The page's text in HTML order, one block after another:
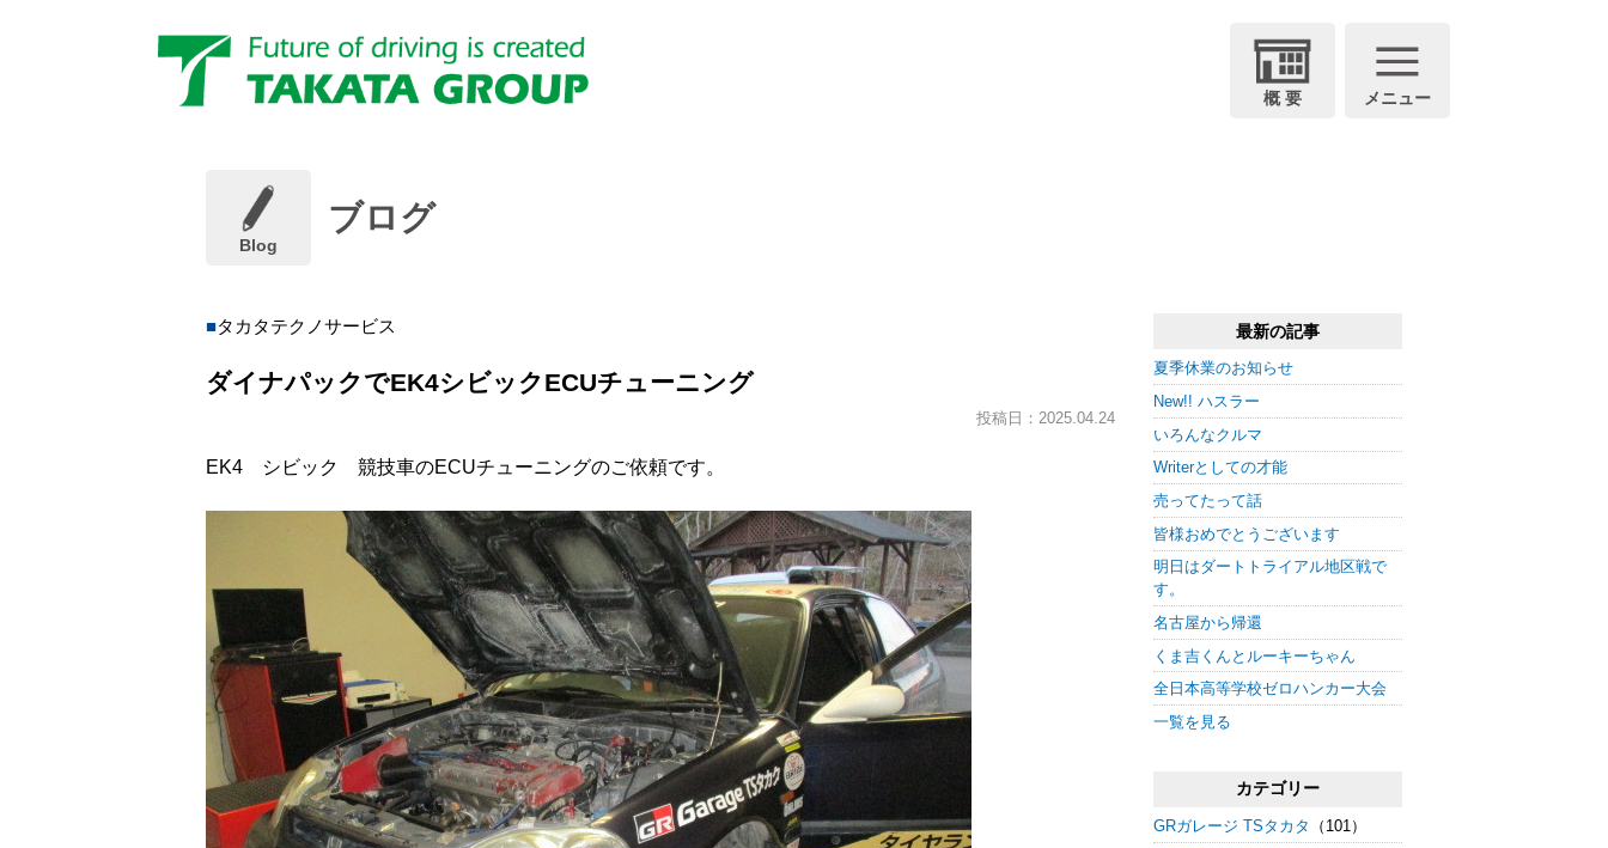
概 要 メニュー
Blog
ブログ
タカタテクノサービス
ダイナパックでEK4シビックECUチューニング
投稿日：2025.04.24
EK4 シビック 競技車のECUチューニングのご依頼です。
最新の記事
夏季休業のお知らせ
New!! ハスラー
いろんなクルマ
Writerとしての才能
売ってたって話
皆様おめでとうございます
明日はダートトライアル地区戦で
す。
名古屋から帰還
くま吉くんとルーキーちゃん
全日本高等学校ゼロハンカー大会
一覧を見る
カテゴリー
GRガレージ TSタカタ
（101）